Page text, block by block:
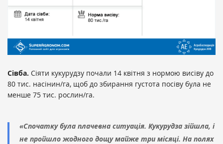
Сівба. Сіяти кукурудзу почали 14 квітня з нормою висіву до
80 тис. насінин/га, щоб до збирання густота посіву була не
менше 75 тис. рослин/га.
«Спочатку була плачевна ситуація. Кукурудза зійшла, і
не пройшло жодного дощу майже три місяці. На полях